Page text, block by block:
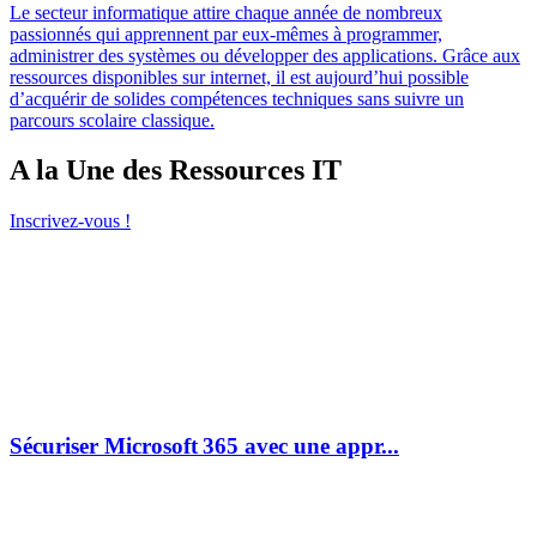
Le secteur informatique attire chaque année de nombreux
passionnés qui apprennent par eux-mêmes à programmer,
administrer des systèmes ou développer des applications. Grâce aux
ressources disponibles sur internet, il est aujourd’hui possible
d’acquérir de solides compétences techniques sans suivre un
parcours scolaire classique.
A la Une des Ressources IT
Inscrivez-vous !
Sécuriser Microsoft 365 avec une appr...